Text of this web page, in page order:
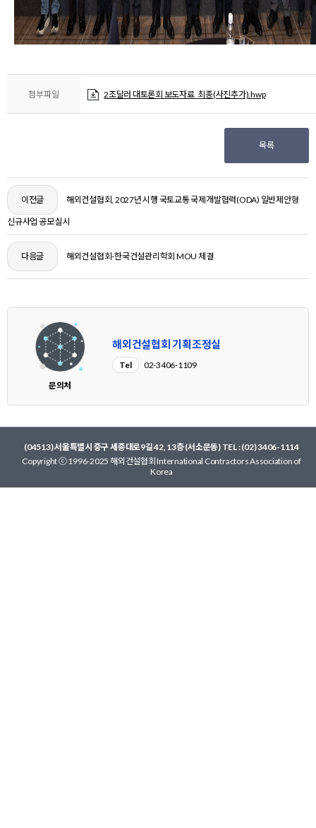
첨부파일 2조달러 대토론회 보도자료_최종(사진추가).hwp
목록
이전글 해외건설협회, 2027년 시행 국토교통 국제개발협력(ODA) 일반제안형
신규사업 공모 실시
다음글 해외건설협회-한국건설관리학회 MOU 체결
문의처
해외건설협회 기획조정실
Tel 02-3406-1109
(04513) 서울특별시 중구 세종대로9길 42, 13층 (서소문동) TEL : (02) 3406-1114
Copyright ⓒ 1996-2025 해외건설협회 International Contractors Association of
Korea